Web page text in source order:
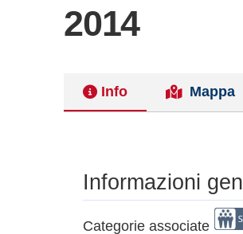
2014
Info Mappa
Informazioni
Categorie associate